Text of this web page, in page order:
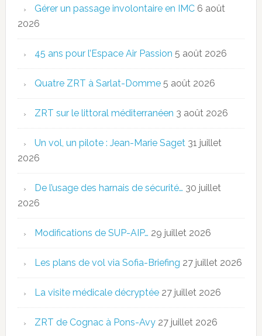
Gérer un passage involontaire en IMC 6 août
2026
45 ans pour l’Espace Air Passion 5 août 2026
Quatre ZRT à Sarlat-Domme 5 août 2026
ZRT sur le littoral méditerranéen 3 août 2026
Un vol, un pilote : Jean-Marie Saget 31 juillet
2026
De l’usage des harnais de sécurité… 30 juillet
2026
Modifications de SUP-AIP… 29 juillet 2026
Les plans de vol via Sofia-Briefing 27 juillet 2026
La visite médicale décryptée 27 juillet 2026
ZRT de Cognac à Pons-Avy 27 juillet 2026